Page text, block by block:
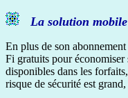
La solution
En plus de son
Fi gratuits pour
disponibles dans les
risque de sécurité est